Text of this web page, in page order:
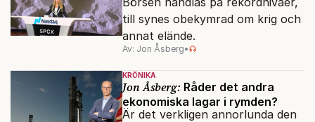
till synes obekymrad om krig och
annat elände.
Av: Jon Åsberg•
KRÖNIKA
Jon Åsberg: Råder det andra
ekonomiska lagar i rymden?
Är det verkligen annorlunda den